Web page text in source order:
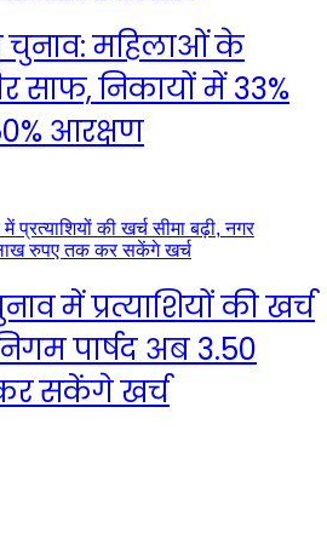
चुनाव: महिलाओं के
साफ, निकायों में 33%
आरक्षण
में प्रत्याशियों की खर्च
पार्षद अब 3.50
सकेंगे खर्च